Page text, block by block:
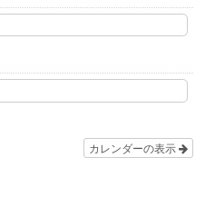
カレンダーの表示